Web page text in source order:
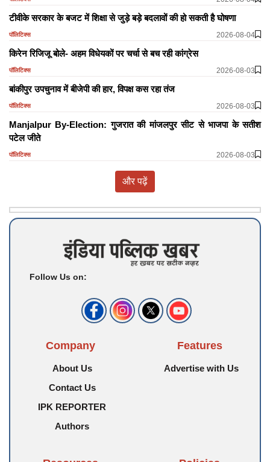
टीवीके सरकार के बजट में शिक्षा से जुड़े बड़े बदलावों की हो सकती है घोषणा
पॉलिटिक्स 2026-08-04
किरेन रिजिजू बोले- अहम विधेयकों पर चर्चा से बच रही कांग्रेस
पॉलिटिक्स 2026-08-03
बांकीपुर उपचुनाव में बीजेपी की हार, विपक्ष कस रहा तंज
पॉलिटिक्स 2026-08-03
Manjalpur By-Election: गुजरात की मांजलपुर सीट से भाजपा के सतीश
पटेल जीते
पॉलिटिक्स 2026-08-03
और पढ़ें
Follow Us on:
Company
About Us
Contact Us
IPK REPORTER
Authors
Features
Advertise with Us